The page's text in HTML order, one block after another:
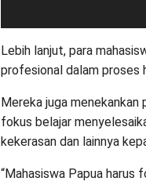
Lebih lanjut, para
profesional dalam proses
Mereka juga menekankan
fokus belajar
kekerasan dan lainnya
“Mahasiswa Papua harus